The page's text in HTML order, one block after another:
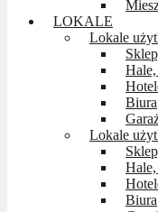
LOKALE
Lokale
Biura
Lokale
Biura